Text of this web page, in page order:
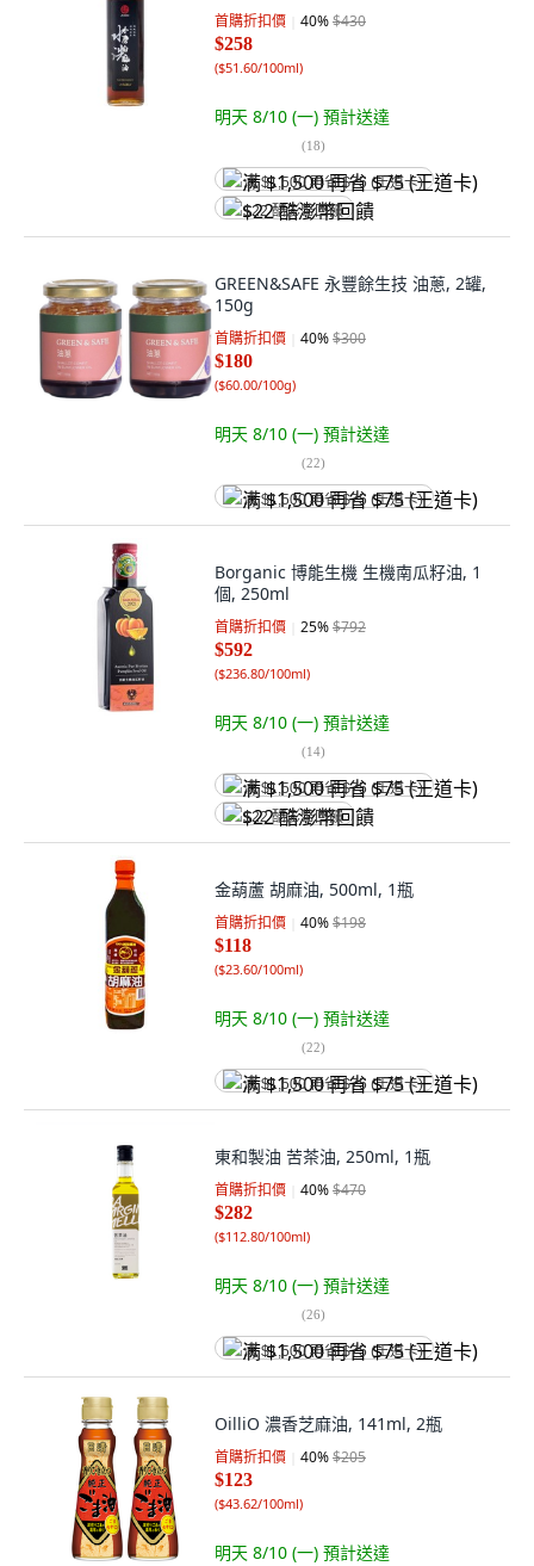
首購折扣價 40%$430
$258
($51.60/100ml)
明天 8/10 (一) 預計送達
(18)
满 $1,500 再省 $75 (王道卡)
$22 酷澎幣回饋
GREEN&SAFE 永豐餘生技 油蔥, 2罐,
150g
首購折扣價 40%$300
$180
($60.00/100g)
明天 8/10 (一) 預計送達
(22)
满 $1,500 再省 $75 (王道卡)
Borganic 博能生機 生機南瓜籽油, 1
個, 250ml
首購折扣價 25%$792
$592
($236.80/100ml)
明天 8/10 (一) 預計送達
(14)
满 $1,500 再省 $75 (王道卡)
$22 酷澎幣回饋
金葫蘆 胡麻油, 500ml, 1瓶
首購折扣價 40%$198
$118
($23.60/100ml)
明天 8/10 (一) 預計送達
(22)
满 $1,500 再省 $75 (王道卡)
東和製油 苦茶油, 250ml, 1瓶
首購折扣價 40%$470
$282
($112.80/100ml)
明天 8/10 (一) 預計送達
(26)
满 $1,500 再省 $75 (王道卡)
OilliO 濃香芝麻油, 141ml, 2瓶
首購折扣價 40%$205
$123
($43.62/100ml)
明天 8/10 (一) 預計送達